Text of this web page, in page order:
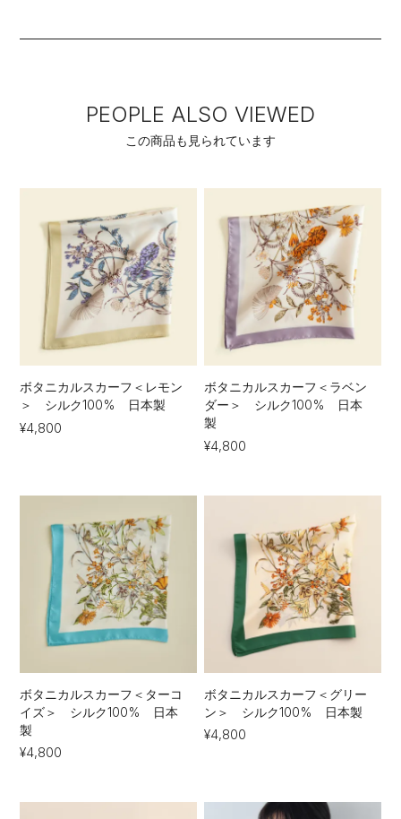
PEOPLE ALSO VIEWED
この商品も見られています
ボタニカルスカーフ＜レモン
＞ シルク100% 日本製
¥4,800
ボタニカルスカーフ＜ラベン
ダー＞ シルク100% 日本
製
¥4,800
ボタニカルスカーフ＜ターコ
イズ＞ シルク100% 日本
製
¥4,800
ボタニカルスカーフ＜グリー
ン＞ シルク100% 日本製
¥4,800